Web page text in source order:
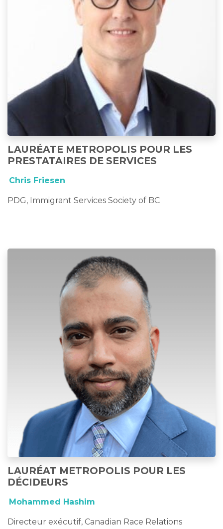
LAURÉATE METROPOLIS POUR LES
PRESTATAIRES DE SERVICES
Chris Friesen
PDG, Immigrant Services Society of BC
LAURÉAT METROPOLIS POUR LES
DÉCIDEURS
Mohammed Hashim
Directeur exécutif, Canadian Race Relations